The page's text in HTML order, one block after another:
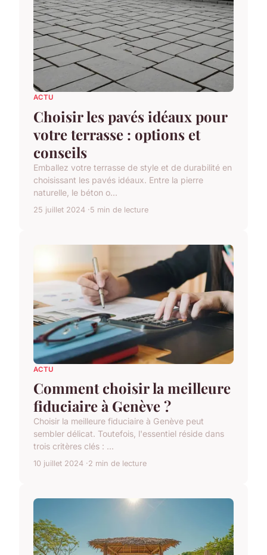
ACTU
Choisir les pavés idéaux pour
votre terrasse : options et
conseils
Emballez votre terrasse de style et de durabilité en
choisissant les pavés idéaux. Entre la pierre
naturelle, le béton o...
25 juillet 2024 5 min de lecture
ACTU
Comment choisir la meilleure
fiduciaire à Genève ?
Choisir la meilleure fiduciaire à Genève peut
sembler délicat. Toutefois, l'essentiel réside dans
trois critères clés : ...
10 juillet 2024 2 min de lecture